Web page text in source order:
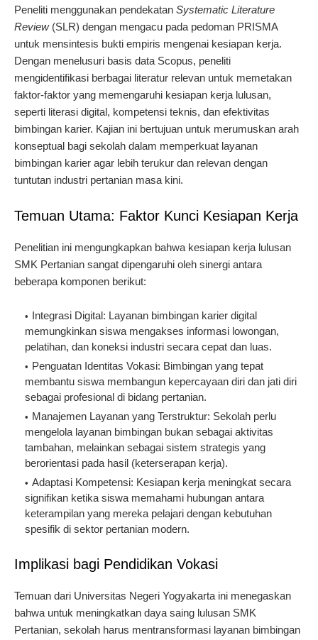
Peneliti menggunakan pendekatan Systematic Literature
Review(SLR) dengan mengacu pada pedoman PRISMA
untuk mensintesis bukti empiris mengenai kesiapan kerja.
Dengan menelusuri basis data Scopus, peneliti
mengidentifikasi berbagai literatur relevan untuk memetakan
faktor-faktor yang memengaruhi kesiapan kerja lulusan,
seperti literasi digital, kompetensi teknis, dan efektivitas
bimbingan karier. Kajian ini bertujuan untuk merumuskan arah
konseptual bagi sekolah dalam memperkuat layanan
bimbingan karier agar lebih terukur dan relevan dengan
tuntutan industri pertanian masa kini.
Temuan Utama: Faktor Kunci Kesiapan Kerja
Penelitian ini mengungkapkan bahwa kesiapan kerja lulusan
SMK Pertanian sangat dipengaruhi oleh sinergi antara
beberapa komponen berikut:
Integrasi Digital: Layanan bimbingan karier digital
memungkinkan siswa mengakses informasi lowongan,
pelatihan, dan koneksi industri secara cepat dan luas.
Penguatan Identitas Vokasi: Bimbingan yang tepat
membantu siswa membangun kepercayaan diri dan jati diri
sebagai profesional di bidang pertanian.
Manajemen Layanan yang Terstruktur: Sekolah perlu
mengelola layanan bimbingan bukan sebagai aktivitas
tambahan, melainkan sebagai sistem strategis yang
berorientasi pada hasil (keterserapan kerja).
Adaptasi Kompetensi: Kesiapan kerja meningkat secara
signifikan ketika siswa memahami hubungan antara
keterampilan yang mereka pelajari dengan kebutuhan
spesifik di sektor pertanian modern.
Implikasi bagi Pendidikan Vokasi
Temuan dari Universitas Negeri Yogyakarta ini menegaskan
bahwa untuk meningkatkan daya saing lulusan SMK
Pertanian, sekolah harus mentransformasi layanan bimbingan